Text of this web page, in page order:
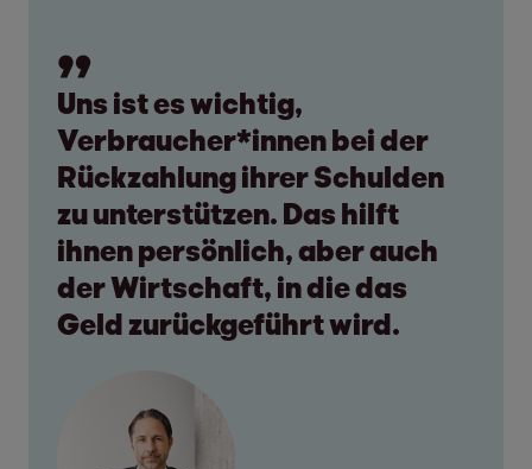
Uns ist es wichtig,
Verbraucher*innen bei der
Rückzahlung ihrer Schulden
zu unterstützen. Das hilft
ihnen persönlich, aber auch
der Wirtschaft, in die das
Geld zurückgeführt wird.